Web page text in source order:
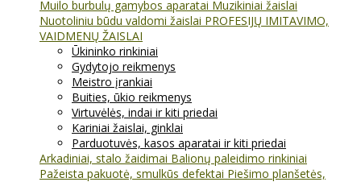
Muilo burbulų gamybos aparatai Muzikiniai žaislai
Nuotoliniu būdu valdomi žaislai PROFESIJŲ IMITAVIMO,
VAIDMENŲ ŽAISLAI
Ūkininko rinkiniai
Gydytojo reikmenys
Meistro įrankiai
Buities, ūkio reikmenys
Virtuvėlės, indai ir kiti priedai
Kariniai žaislai, ginklai
Parduotuvės, kasos aparatai ir kiti priedai
Arkadiniai, stalo žaidimai Balionų paleidimo rinkiniai
Pažeista pakuotė, smulkūs defektai Piešimo planšetės,